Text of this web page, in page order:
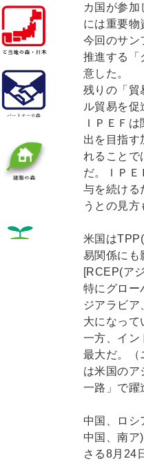
カ国が参
には重要物
今回のサン
推進する「
意した。
残りの「貿
ル貿易を
ＩＰＥＦ
出を目指す
れることで
だ。ＩＰ
与を続ける
うとの見
米国は
易関係にも
[RCEP(ア
特にグロー
ジアラビ
大になって
一方、イン
最大だ。（
は米国のア
一路」で躍
中国、ロ
中国、南ア
さる8月24